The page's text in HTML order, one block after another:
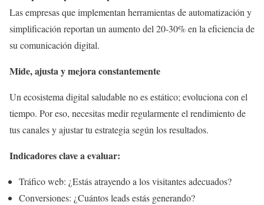
Las empresas que implementan herramientas de automatización y
simplificación reportan un aumento del 20-30% en la eficiencia de
su comunicación digital.
Mide, ajusta y mejora constantemente
Un ecosistema digital saludable no es estático; evoluciona con el
tiempo. Por eso, necesitas medir regularmente el rendimiento de
tus canales y ajustar tu estrategia según los resultados.
Indicadores clave a evaluar:
Tráfico web: ¿Estás atrayendo a los visitantes adecuados?
Conversiones: ¿Cuántos leads estás generando?